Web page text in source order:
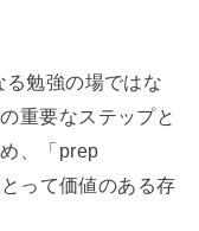
勉強の場ではな
重要なステップと
、「prep
って価値のある存